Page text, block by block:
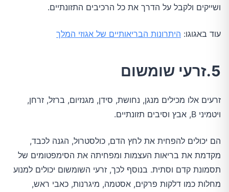
ושייקים ולקבל על הדרך את כל הרכיבים התזונתיים.
עוד באגוגו: היתרונות הבריאותיים של אגוזי המלך
5.זרעי שומשום
זרעים אלו מכילים מנגן, נחושת, סידן, מגנזיום, ברזל, זרחן,
ויטמיני B, אבץ וסיבים תזונתיים.
הם יכולים להפחית את לחץ הדם, כולסטרול, הגנה לכבד,
מקדמת את בריאות העצמות ומפחיתה את הסימפטומים של
תסמונת קדם וסתית. בנוסף לכך, זרעי השומשום יכולים למנוע
מחלות כמו דלקות פרקים, אסטמה, מיגרנות, כאבי ראש,